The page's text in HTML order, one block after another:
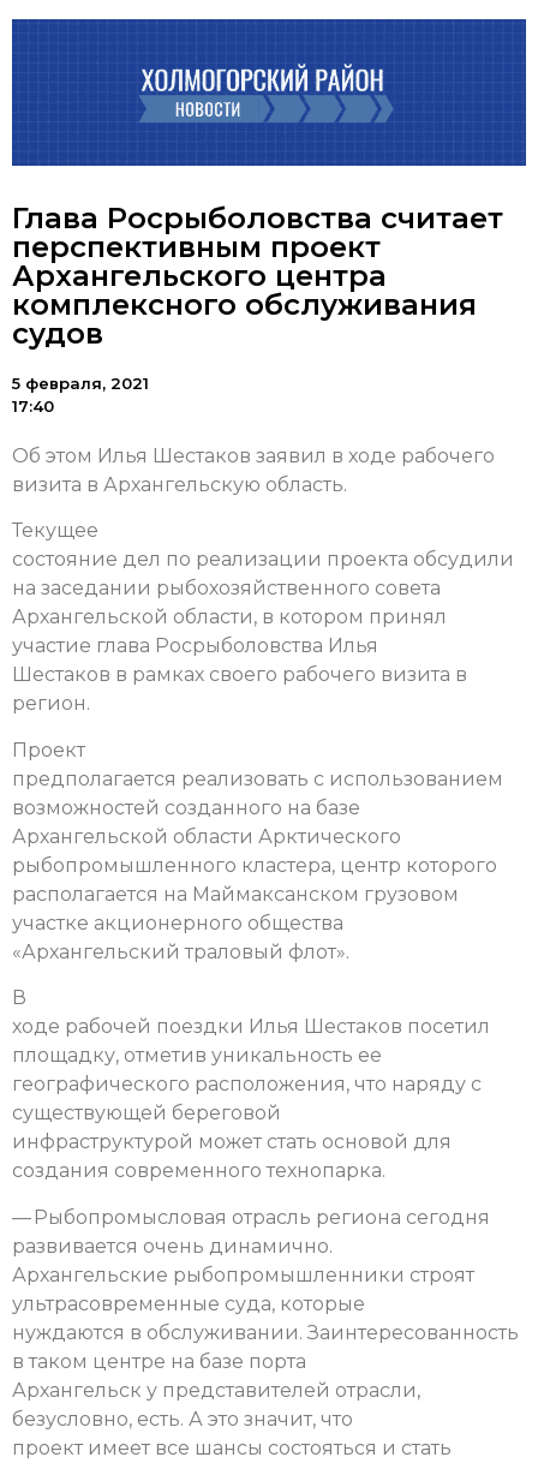
Глава Росрыболовства считает
перспективным проект
Архангельского центра
комплексного обслуживания
судов
5 февраля, 2021
17:40
Об этом Илья Шестаков заявил в ходе рабочего
визита в Архангельскую область.
Текущее
состояние дел по реализации проекта обсудили
на заседании рыбохозяйственного совета
Архангельской области, в котором принял
участие глава Росрыболовства Илья
Шестаков в рамках своего рабочего визита в
регион.
Проект
предполагается реализовать с использованием
возможностей созданного на базе
Архангельской области Арктического
рыбопромышленного кластера, центр которого
располагается на Маймаксанском грузовом
участке акционерного общества
«Архангельский траловый флот».
В
ходе рабочей поездки Илья Шестаков посетил
площадку, отметив уникальность ее
географического расположения, что наряду с
существующей береговой
инфраструктурой может стать основой для
создания современного технопарка.
— Рыбопромысловая отрасль региона сегодня
развивается очень динамично.
Архангельские рыбопромышленники строят
ультрасовременные суда, которые
нуждаются в обслуживании. Заинтересованность
в таком центре на базе порта
Архангельск у представителей отрасли,
безусловно, есть. А это значит, что
проект имеет все шансы состояться и стать